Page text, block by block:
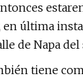
en última
de Napa
tiene